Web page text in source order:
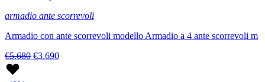
armadio ante scorrevoli
Armadio con ante scorrevoli modello Armadio a 4 ante scorrevoli m
€5.680 €3.690